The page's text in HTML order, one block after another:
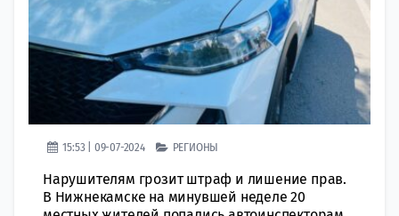
15:53 | 09-07-2024 РЕГИОНЫ
Нарушителям грозит штраф и лишение прав.
В Нижнекамске на минувшей неделе 20